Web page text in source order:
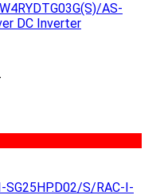
AS-
DC Inverter